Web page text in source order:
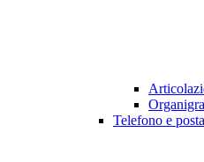
Telefono e